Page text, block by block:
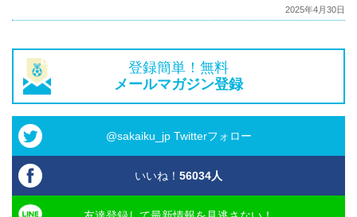
2025年4月30日
登録簡単！無料
メールマガジン登録
@sakaiku_jp Twitterフォロー
いいね！ 56034人